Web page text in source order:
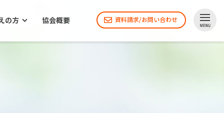
の方 協会概要 資料請求/お問い合わせ